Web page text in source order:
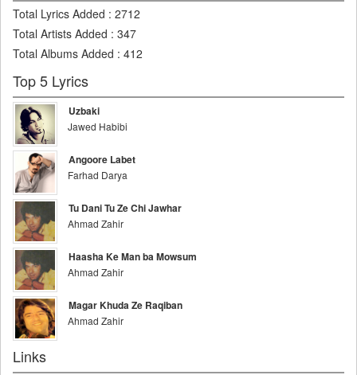
Total Lyrics Added : 2712
Total Artists Added : 347
Total Albums Added : 412
Top 5 Lyrics
Uzbaki
Jawed Habibi
Angoore Labet
Farhad Darya
Tu Dani Tu Ze Chi Jawhar
Ahmad Zahir
Haasha Ke Man ba Mowsum
Ahmad Zahir
Magar Khuda Ze Raqiban
Ahmad Zahir
Links